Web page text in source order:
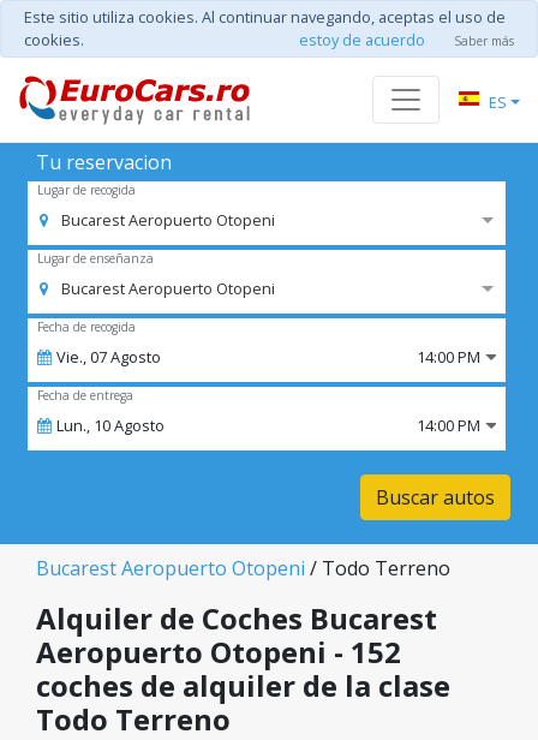
Este sitio utiliza cookies. Al continuar navegando, aceptas el uso de
cookies.
estoy de acuerdo Saber más
ES
Tu reservacion
Lugar de recogida
Bucarest Aeropuerto Otopeni
Lugar de enseñanza
Bucarest Aeropuerto Otopeni
Fecha de recogida
Vie.,07Agosto 14:00 PM
Fecha de entrega
Lun., 10Agosto 14:00 PM
Buscar autos
Bucarest Aeropuerto Otopeni / Todo Terreno
Alquiler de Coches Bucarest
Aeropuerto Otopeni - 152
coches de alquiler de la clase
Todo Terreno